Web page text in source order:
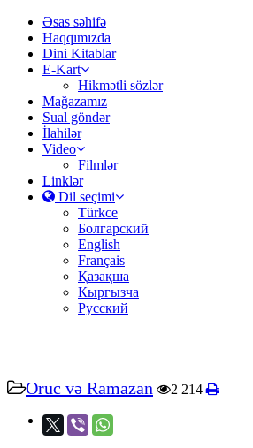
Əsas səhifə
Haqqımızda
Dini Kitablar
E-Kart
Hikmətli sözlər
Mağazamız
Sual göndər
İlahilər
Video
Filmlər
Linklər
Dil seçimi
Türkce
Болгарский
English
Français
Қазақша
Кыргызча
Русский
Oruc və Ramazan 2 214